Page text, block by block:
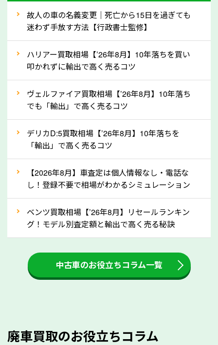
車検の満了日
内装や外装の状態
定を行い高価買取価格をつけやすくなります。
ってきます！
自動車税の還付金は、先に年払いしていた自動車税が
月割りで返還されるものです。ですから、自動車税の
還付金は早めに売却するほど多く還付されます。不要
な車は早めに廃車手続きをしたほうが良いでしょう。
③自動車税の還付金の扱いについて確認し
ましょう！
車を廃車にすると、自動車税の還付金を受け取ること
ができる場合があります。廃車買取業者の中には、還
付金をお客様に返還しない業者もあります。廃車査定
をする際には、自動車税の還付金の返還があるかどう
かを確認するようにしてください。京都府のソコカラ
故人の車の名義変更｜死亡から15日を過ぎても
迷わず手放す方法【行政書士監修】
ハリアー買取相場【’26年8月】10年落ちを買い
叩かれずに輸出で高く売るコツ
ヴェルファイア買取相場【’26年8月】10年落ち
でも「輸出」で高く売るコツ
デリカD:5買取相場【’26年8月】10年落ちを
「輸出」で高く売るコツ
【2026年8月】車査定は個人情報なし・電話な
し！登録不要で相場がわかるシミュレーション
ベンツ買取相場【’26年8月】リセールランキン
グ！モデル別査定額と輸出で高く売る秘訣
中古車のお役立ちコラム一覧
廃車買取のお役立ちコラム